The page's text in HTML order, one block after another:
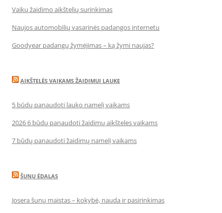
Vaikų žaidimo aikštelių surinkimas
Naujos automobilių vasarinės padangos internetu
Goodyear padangų žymėjimas – ką žymi naujas?
AIKŠTELĖS VAIKAMS ŽAIDIMUI LAUKE
5 būdų panaudoti lauko namelį vaikams
2026 6 būdų panaudoti žaidimų aikšteles vaikams
7 būdų panaudoti žaidimų namelį vaikams
ŠUNŲ ĖDALAS
Josera šunų maistas – kokybė, nauda ir pasirinkimas